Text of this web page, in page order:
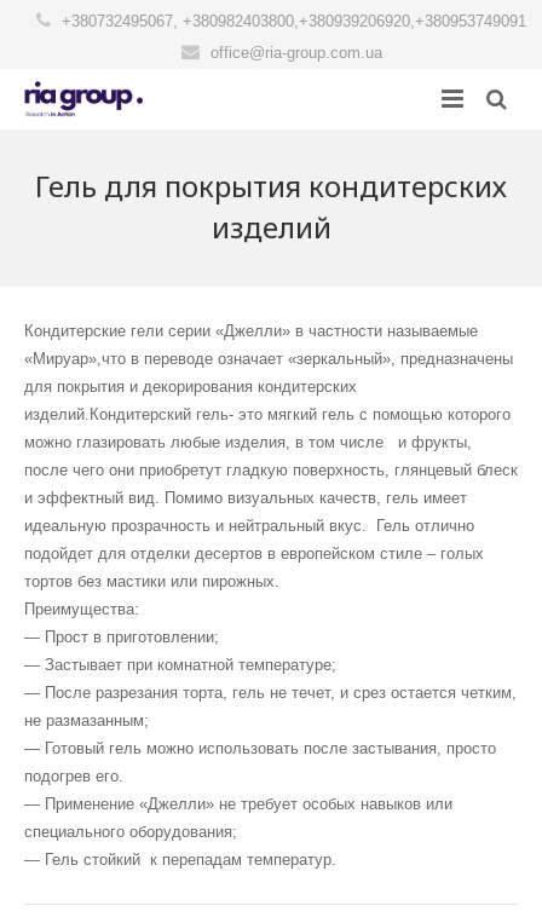
+380732495067, +380982403800,+380939206920,+380953749091
office@ria-group.com.ua
Суміші для кексів и мафинів
Суміші для бисквитів, рулетів
Суміші для тортів и пирогів
Суміші для эклерів, шу, профитролів
Суміші для великодьої випечки
Суміші для пончиків, берлинерів
Суміші для печива, комплексні-поліпшувачи
Суміші для листкових виробів та круасанів
Пекарскі порошки, розпушовачи
Суміші для Гонконгзьких вафель
Консерванти, продовжувачи свіжості, антіоксиданти
Хлібопекарські суміші, поліпшувачи
Загусники, стабілізатори
Суміші для приготування начинок
Творожна начинка (суха термостабільна)
Заварні крема холодного приготування
Суміші для приготування (Фруктових начинок)
Суміші для приготування (Вершкових начинок)
Контакти
RIASTAR
Про компанію
Гель для покрытия кондитерских
изделий
Кондитерские гели серии «Джелли» в частности называемые
«Мируар»,что в переводе означает «зеркальный», предназначены
для покрытия и декорирования кондитерских
изделий.Кондитерский гель- это мягкий гель с помощью которого
можно глазировать любые изделия, в том числе и фрукты,
после чего они приобретут гладкую поверхность, глянцевый блеск
и эффектный вид. Помимо визуальных качеств, гель имеет
идеальную прозрачность и нейтральный вкус. Гель отлично
подойдет для отделки десертов в европейском стиле – голых
тортов без мастики или пирожных.
Преимущества:
— Прост в приготовлении;
— Застывает при комнатной температуре;
— После разрезания торта, гель не течет, и срез остается четким,
не размазанным;
— Готовый гель можно использовать после застывания, просто
подогрев его.
— Применение «Джелли» не требует особых навыков или
специального оборудования;
— Гель стойкий к перепадам температур.